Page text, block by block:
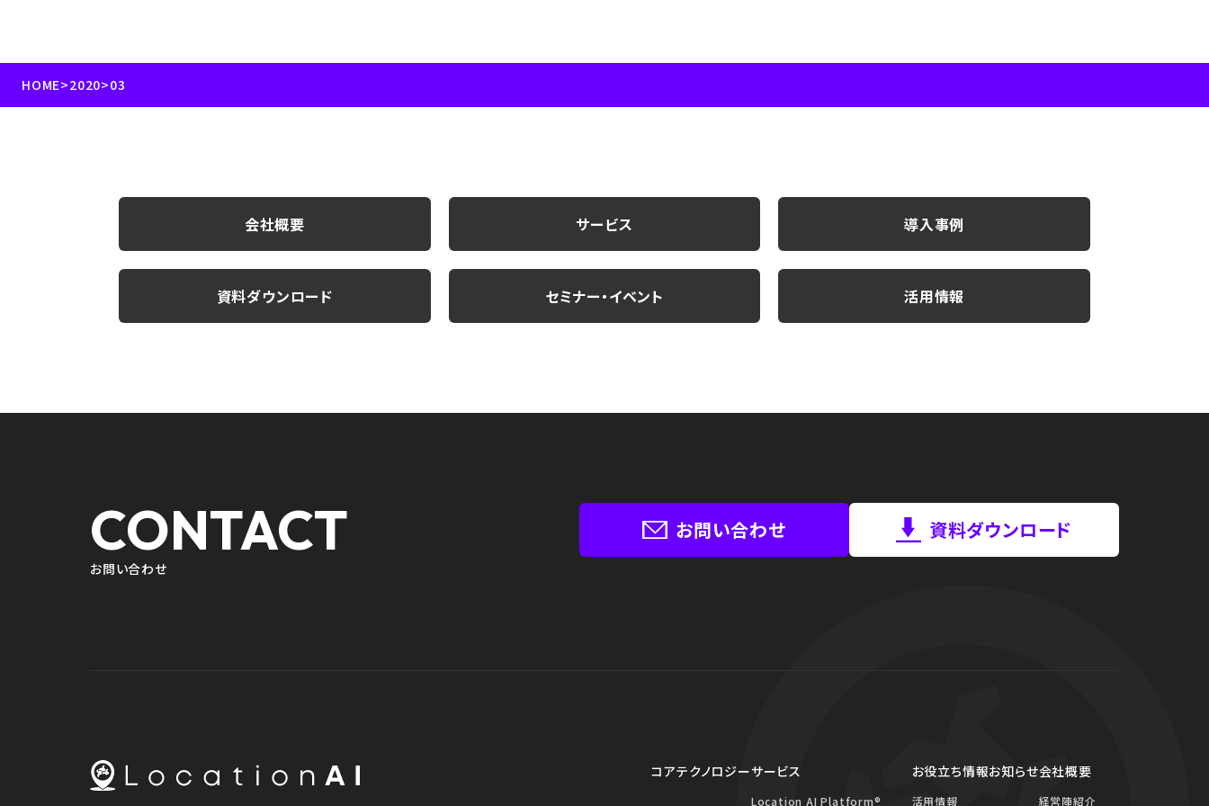
HOME>2020>03
会社概要 サービス 導入事例
資料ダウンロード セミナー・イベント 活用情報
CONTACT
お問い合わせ
お問い合わせ 資料ダウンロード
コアテクノロジーサービス
Location AI Platform®
お役立ち情報
活用情報
お知らせ会社概要
経営陣紹介